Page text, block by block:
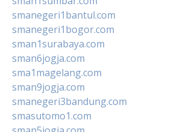
smanegeri1bantul.com
smanegeri1bogor.com
sman1surabaya.com
sman6jogja.com
sma1magelang.com
sman9jogja.com
smanegeri3bandung.com
smasutomo1.com